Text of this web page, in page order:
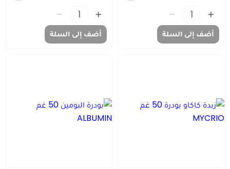
أضف إلى السلة أضف إلى السلة